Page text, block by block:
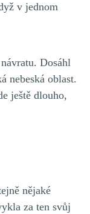
v jednom
Dosáhl
nebeská oblast.
ještě dlouho,
nějaké
za ten svůj